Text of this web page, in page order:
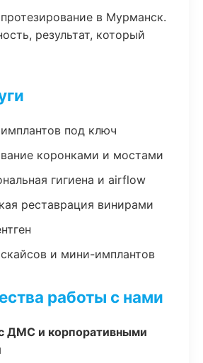
в Мурманск.
результат, который
под ключ
коронками и мостами
гигиена и airflow
реставрация винирами
и мини-имплантов
работы с нами
ДМС и корпоративными